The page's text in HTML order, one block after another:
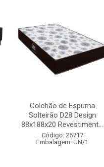
Colchão de Espuma
Solteirão D28 Design
88x188x20 Revestiment...
Código: 26717
Embalagem: UN/1